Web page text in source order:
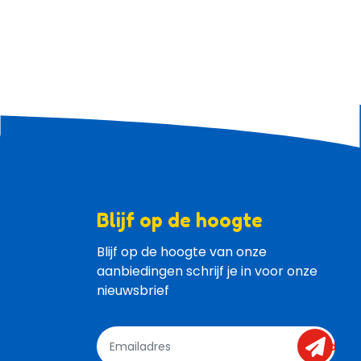
Blijf op de hoogte
Blijf op de hoogte van onze
aanbiedingen schrijf je in voor onze
nieuwsbrief
send